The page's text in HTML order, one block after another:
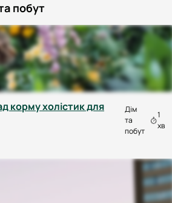
побут
корму холістик для
Дім
та
побут
1
хв